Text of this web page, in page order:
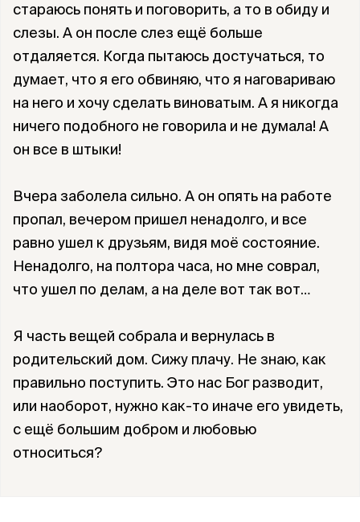
стараюсь понять и поговорить, а то в обиду и
слезы. А он после слез ещё больше
отдаляется. Когда пытаюсь достучаться, то
думает, что я его обвиняю, что я наговариваю
на него и хочу сделать виноватым. А я никогда
ничего подобного не говорила и не думала! А
он все в штыки!
Вчера заболела сильно. А он опять на работе
пропал, вечером пришел ненадолго, и все
равно ушел к друзьям, видя моё состояние.
Ненадолго, на полтора часа, но мне соврал,
что ушел по делам, а на деле вот так вот…
Я часть вещей собрала и вернулась в
родительский дом. Сижу плачу. Не знаю, как
правильно поступить. Это нас Бог разводит,
или наоборот, нужно как-то иначе его увидеть,
с ещё большим добром и любовью
относиться?